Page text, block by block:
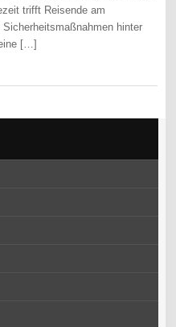
trifft Reisende am
hinter
[…]